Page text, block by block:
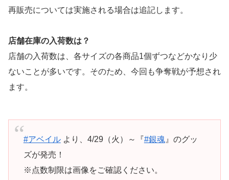
再販売については実施される場合は追記します。
店舗在庫の入荷数は？
店舗の入荷数は、各サイズの各商品1個ずつなどかなり少
ないことが多いです。そのため、今回も争奪戦が予想され
ます。
#アベイルより、4/29（火）～『#銀魂』のグッ
ズが発売！
※点数制限は画像をご確認ください。